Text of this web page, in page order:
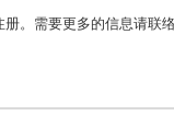
。需要更多的信息请联络